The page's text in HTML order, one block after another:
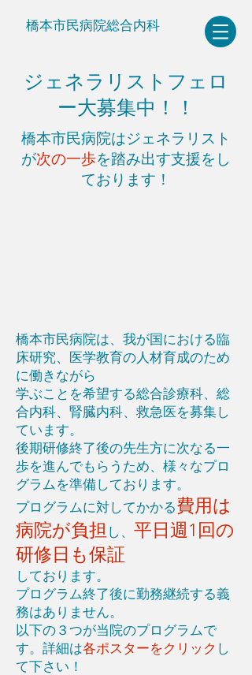
橋本市民病院総合内科
ジェネラリストフェロ
ー大募集中！！
橋本市民病院はジェネラリスト
が次の一歩を踏み出す支援をし
ております！
橋本市民病院は、我が国における臨
床研究、医学教育の人材育成のため
に働きながら
学ぶことを希望する総合診療科、総
合内科、腎臓内科、救急医を募集し
ています。
後期研修終了後の先生方に次なる一
歩を進んでもらうため、様々なプロ
グラムを準備しております。
プログラムに対してかかる費用は
病院が負担 し、 平日週1回の
研修日も保証
しております。
プログラム終了後に勤務継続する義
務はありません。​
以下の３つが当院のプログラムで
す。詳細は各ポスターをクリック し
て下さい！